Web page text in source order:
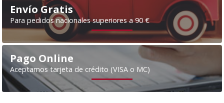
Envío Gratis
Para pedidos nacionales superiores a 90 €
Pago Online
Aceptamos tarjeta de crédito (VISA o MC)